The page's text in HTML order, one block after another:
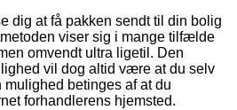
dig at få pakken sendt til din bolig
viser sig i mange tilfælde
omvendt ultra ligetil. Den
vil dog altid være at du selv
mulighed betinges af at du
forhandlerens hjemsted.